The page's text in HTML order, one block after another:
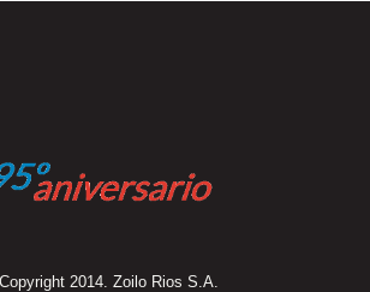
2014. Zoilo Rios S.A.